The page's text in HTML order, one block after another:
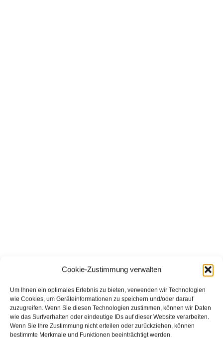
Cookie-Zustimmung verwalten
Um Ihnen ein optimales Erlebnis zu bieten, verwenden wir Technologien
wie Cookies, um Geräteinformationen zu speichern und/oder darauf
zuzugreifen. Wenn Sie diesen Technologien zustimmen, können wir Daten
wie das Surfverhalten oder eindeutige IDs auf dieser Website verarbeiten.
Wenn Sie Ihre Zustimmung nicht erteilen oder zurückziehen, können
bestimmte Merkmale und Funktionen beeinträchtigt werden.